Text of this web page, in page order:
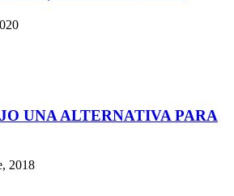
UNA ALTERNATIVA PARA
2018